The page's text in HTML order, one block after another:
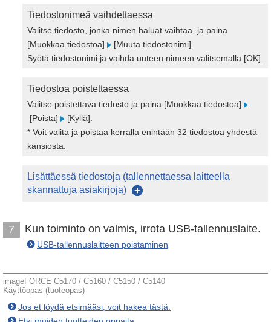
Tiedostonimeä vaihdettaessa
Valitse tiedosto, jonka nimen haluat vaihtaa, ja paina
[Muokkaa tiedostoa]
[Muuta tiedostonimi].
Syötä tiedostonimi ja vaihda uuteen nimeen valitsemalla [OK].
Tiedostoa poistettaessa
Valitse poistettava tiedosto ja paina [Muokkaa tiedostoa]
[Poista]
[Kyllä].
* Voit valita ja poistaa kerralla enintään 32 tiedostoa yhdestä
kansiosta.
Lisättäessä tiedostoja (tallennettaessa laitteella
skannattuja asiakirjoja)
7 Kun toiminto on valmis, irrota USB-tallennuslaite.
USB-tallennuslaitteen poistaminen
imageFORCE C5170 / C5160 / C5150 / C5140
Käyttöopas (tuoteopas)
Jos et löydä etsimääsi, voit hakea tästä.